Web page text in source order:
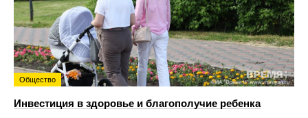
Общество
Инвестиция в здоровье и благополучие ребенка